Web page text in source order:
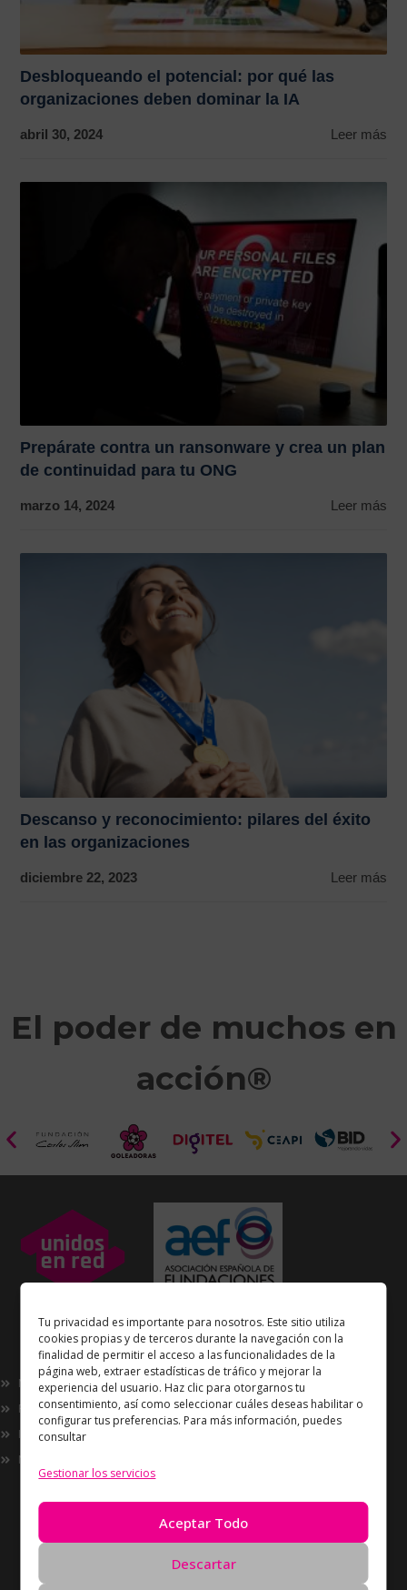
Tu privacidad es importante para nosotros. Este sitio utiliza
cookies propias y de terceros durante la navegación con la
finalidad de permitir el acceso a las funcionalidades de la
página web, extraer estadísticas de tráfico y mejorar la
experiencia del usuario. Haz clic para otorgarnos tu
consentimiento, así como seleccionar cuáles deseas habilitar o
configurar tus preferencias. Para más información, puedes
consultar
Gestionar los servicios
Aceptar Todo
Descartar
Desbloqueando el potencial: por qué las
organizaciones deben dominar la IA
abril 30, 2024 Leer más
Prepárate contra un ransonware y crea un plan
de continuidad para tu ONG
marzo 14, 2024 Leer más
Descanso y reconocimiento: pilares del éxito
en las organizaciones
diciembre 22, 2023 Leer más
El poder de muchos en
acción®
Enlaces de interés
Nosotros
Proyectos
Innovación
Now
de laAsociación Española de Fundaciones
Política de Privacidad
Política de cookies